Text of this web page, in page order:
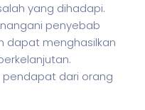
yang dihadapi.
penyebab
dapat menghasilkan
pendapat dari orang